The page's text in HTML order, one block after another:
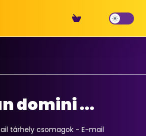
domini ...
tárhely csomagok - E-mail